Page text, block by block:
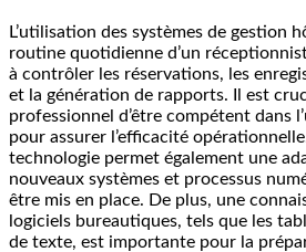
L’utilisation des systèmes de gestion
routine quotidienne d’un
à contrôler les réservations, les
et la génération de rapports. Il est
professionnel d’être compétent dans
pour assurer l’efficacité
technologie permet également une
nouveaux systèmes et processus
être mis en place. De plus, une
logiciels bureautiques, tels que les
de texte, est importante pour la